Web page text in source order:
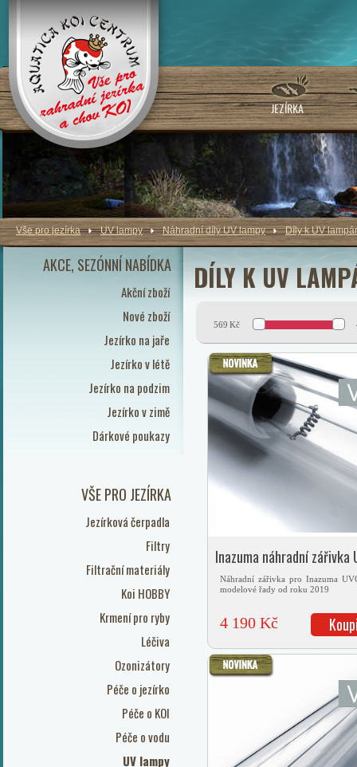
JEZÍRKA
AKCE, SEZÓNNÍ NABÍDKA
Akční zboží
Nové zboží
Jezírko na jaře
Jezírko v létě
Jezírko na podzim
Jezírko v zimě
Dárkové poukazy
VŠE PRO JEZÍRKA
Jezírková čerpadla
Filtry
Filtrační materiály
Koi HOBBY
Krmení pro ryby
Léčiva
Ozonizátory
Péče o jezírko
Péče o KOI
Péče o vodu
UV lampy
DÍLY K UV
Vše pro jezírka UV lampy Náhradní díly UV lampy Díly k UV
569 Kč
Inazuma náhradní zářivka
V2
Náhradní zářivka pro Inazuma
modelové řady od roku 2019
4 190 Kč